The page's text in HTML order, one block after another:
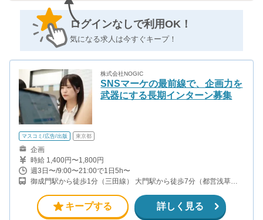
ログインなしで利用OK！
気になる求人は今すぐキープ！
株式会社NOGIC
SNSマーケの最前線で、企画力を
武器にする長期インターン募集
マスコミ/広告/出版 東京都
企画
時給 1,400円〜1,800円
週3日〜/9:00〜21:00で1日5h〜
御成門駅から徒歩1分（三田線） 大門駅から徒歩7分（都営浅草
キープする 詳しく見る